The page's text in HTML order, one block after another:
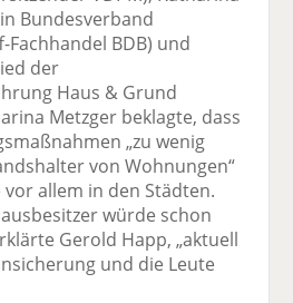
Bundesverband
BDB) und
der
Haus & Grund
Metzger beklagte, dass
„zu wenig
von Wohnungen“
allem in den Städten.
würde schon
Gerold Happ, „aktuell
und die Leute